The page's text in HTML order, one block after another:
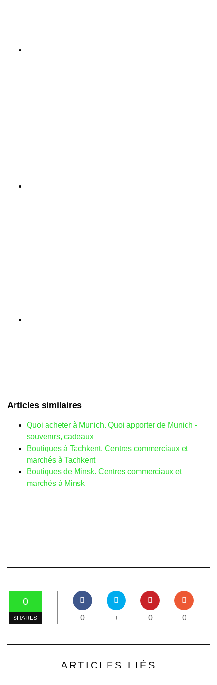
Articles similaires
Quoi acheter à Munich. Quoi apporter de Munich -
souvenirs, cadeaux
Boutiques à Tachkent. Centres commerciaux et
marchés à Tachkent
Boutiques de Minsk. Centres commerciaux et
marchés à Minsk
0
SHARES 0 + 0 0
ARTICLES LIÉS